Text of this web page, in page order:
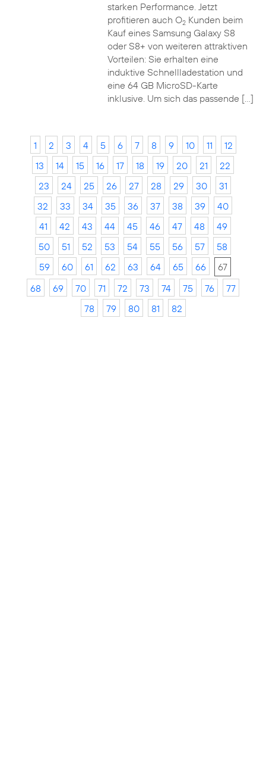
starken Performance. Jetzt
profitieren auch O2Kunden beim
Kauf eines Samsung Galaxy S8
oder S8+ von weiteren attraktiven
Vorteilen: Sie erhalten eine
induktive Schnellladestation und
eine 64 GB MicroSD-Karte
inklusive. Um sich das passende […]
1 2 3 4 5 6 7 8 9 10 11
12
13
14 15 16 17 18 19 20 21
22
23
24 25 26 27 28 29 30
31
32
33 34 35 36 37 38 39
40
41
42 43 44 45 46 47 48
49
50
51 52 53 54 55 56 57
58
59
60 61 62 63 64 65 66
67
68
69 70 71 72 73 74 75 76
77
78
79 80 81 82